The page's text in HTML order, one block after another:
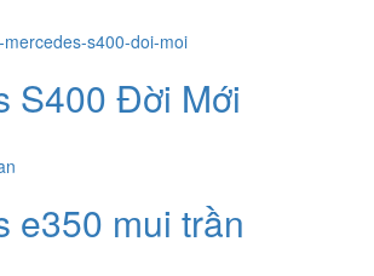
S400 Đời Mới
e350 mui trần